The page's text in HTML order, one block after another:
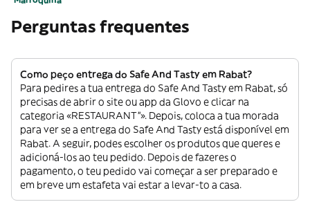
Perguntas frequentes
Como peço entrega do Safe And Tasty em Rabat?
Para pedires a tua entrega do Safe And Tasty em Rabat, só
precisas de abrir o site ou app da Glovo e clicar na
categoria «RESTAURANT”». Depois, coloca a tua morada
para ver se a entrega do Safe And Tasty está disponível em
Rabat. A seguir, podes escolher os produtos que queres e
adicioná-los ao teu pedido. Depois de fazeres o
pagamento, o teu pedido vai começar a ser preparado e
em breve um estafeta vai estar a levar-to a casa.